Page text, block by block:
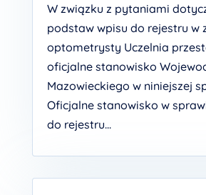
W związku z pytaniami
podstaw wpisu do rejestru w
optometrysty Uczelnia
oficjalne stanowisko
Mazowieckiego w niniejszej
Oficjalne stanowisko w
do rejestru...